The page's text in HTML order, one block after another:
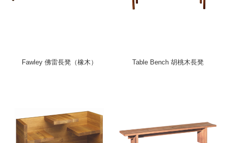
Fawley 佛雷長凳（橡木） Table Bench 胡桃木長凳